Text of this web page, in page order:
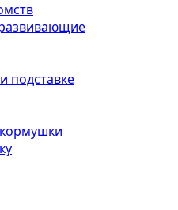
подставке